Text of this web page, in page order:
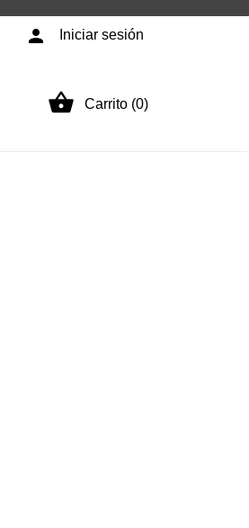
 Iniciar sesión
 Carrito (0)